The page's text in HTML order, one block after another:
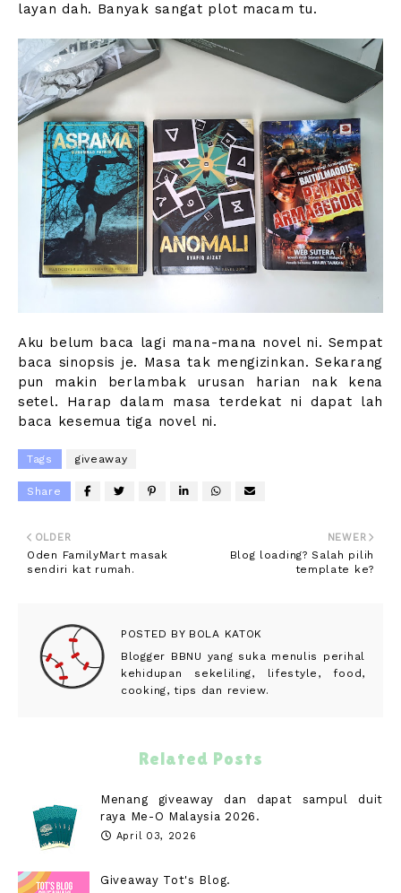
layan dah. Banyak sangat plot macam tu.
Aku belum baca lagi mana-mana novel ni. Sempat
baca sinopsis je. Masa tak mengizinkan. Sekarang
pun makin berlambak urusan harian nak kena
setel. Harap dalam masa terdekat ni dapat lah
baca kesemua tiga novel ni.
Tags giveaway
Share
NEWER
Blog loading? Salah pilih
template ke?
OLDER
Oden FamilyMart masak
sendiri kat rumah.
POSTED BYBOLA KATOK
Blogger BBNU yang suka menulis perihal
kehidupan sekeliling, lifestyle, food,
cooking, tips dan review.
Related Posts
Menang giveaway dan dapat sampul duit
raya Me-O Malaysia 2026.
April 03, 2026
Giveaway Tot's Blog.